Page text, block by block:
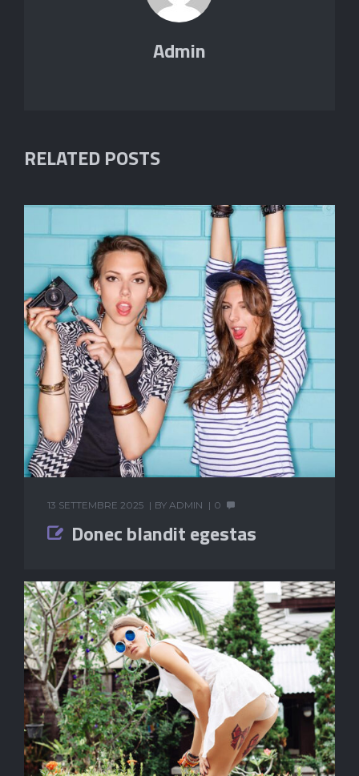
Admin
RELATED POSTS
13 SETTEMBRE 2025 BY ADMIN 0
Donec blandit egestas